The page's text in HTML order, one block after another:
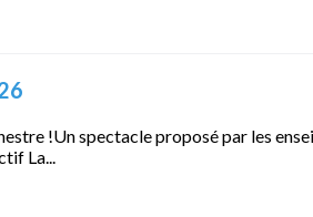
!Un spectacle proposé par les
La...